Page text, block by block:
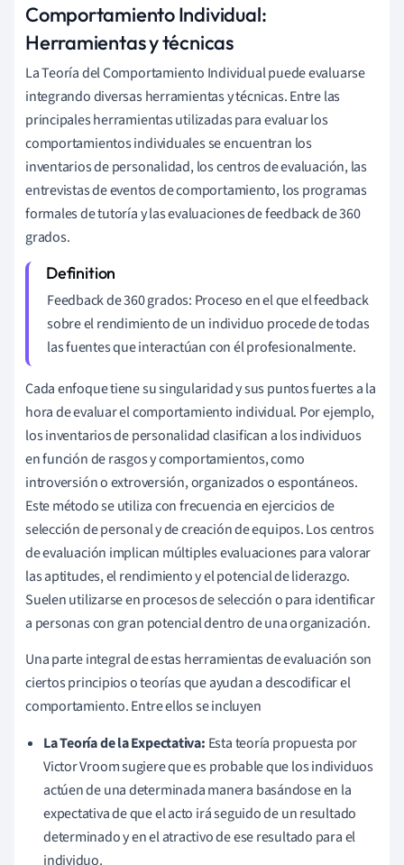
Comportamiento Individual:
Herramientas y técnicas
La Teoría del Comportamiento Individual puede evaluarse
integrando diversas herramientas y técnicas. Entre las
principales herramientas utilizadas para evaluar los
comportamientos individuales se encuentran los
inventarios de personalidad, los centros de evaluación, las
entrevistas de eventos de comportamiento, los programas
formales de tutoría y las evaluaciones de feedback de 360
grados.
Feedback de 360 grados: Proceso en el que el feedback
sobre el rendimiento de un individuo procede de todas
las fuentes que interactúan con él profesionalmente.
Cada enfoque tiene su singularidad y sus puntos fuertes a la
hora de evaluar el comportamiento individual. Por ejemplo,
los inventarios de personalidad clasifican a los individuos
en función de rasgos y comportamientos, como
introversión o extroversión, organizados o espontáneos.
Este método se utiliza con frecuencia en ejercicios de
selección de personal y de creación de equipos. Los centros
de evaluación implican múltiples evaluaciones para valorar
las aptitudes, el rendimiento y el potencial de liderazgo.
Suelen utilizarse en procesos de selección o para identificar
a personas con gran potencial dentro de una organización.
Una parte integral de estas herramientas de evaluación son
ciertos principios o teorías que ayudan a descodificar el
comportamiento. Entre ellos se incluyen
La Teoría de la Expectativa: Esta teoría propuesta por
Victor Vroom sugiere que es probable que los individuos
actúen de una determinada manera basándose en la
expectativa de que el acto irá seguido de un resultado
determinado y en el atractivo de ese resultado para el
individuo.